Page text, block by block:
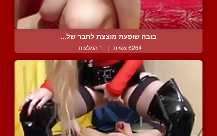
בובה שופעת מוצצת לחבר של...
6264 צפיות | 1 המלצות